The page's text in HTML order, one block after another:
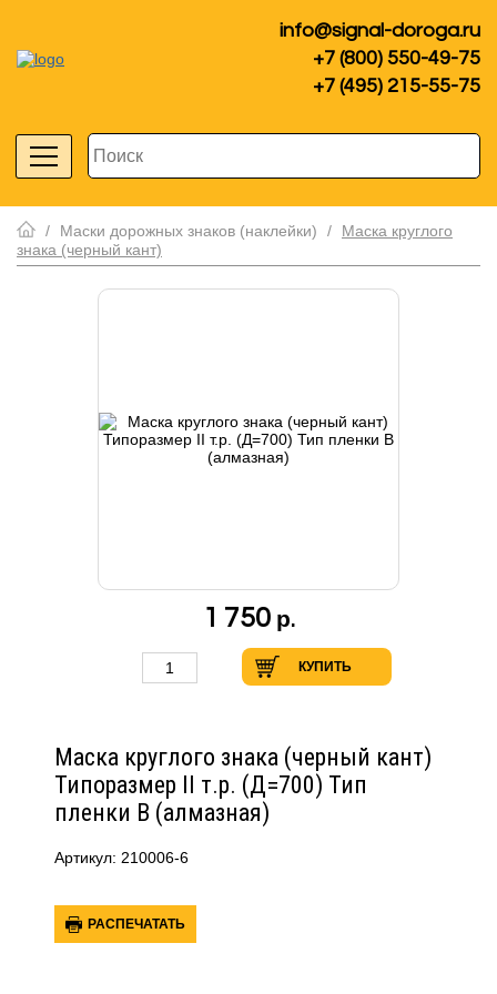
info@signal-doroga.ru
+7 (800) 550-49-75
+7 (495) 215-55-75
/ Маски дорожных знаков (наклейки) /
Маска круглого
знака (черный кант)
Маска круглого знака (черный кант)
Типоразмер II т.р. (Д=700) Тип
пленки В (алмазная)
Артикул: 210006-6
РАСПЕЧАТАТЬ
1 750 р.
КУПИТЬ